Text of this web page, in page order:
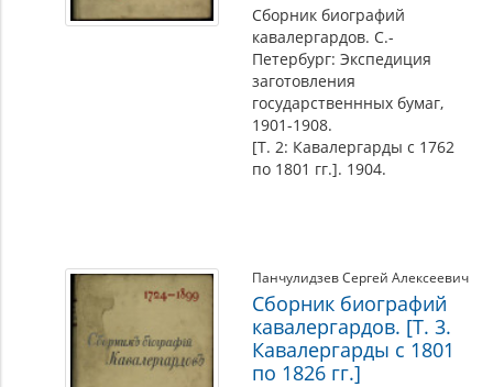
Сборник биографий
кавалергардов. С.-
Петербург: Экспедиция
заготовления
государственнных бумаг,
1901-1908.
[Т. 2: Кавалергарды с 1762
по 1801 гг.]. 1904.
Панчулидзев Сергей Алексеевич
Сборник биографий
кавалергардов. [Т. 3.
Кавалергарды с 1801
по 1826 гг.]